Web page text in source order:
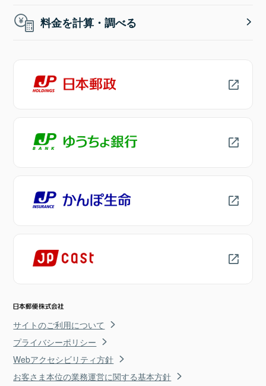
料金を計算・調べる
サイトのご利用について
プライバシーポリシー
Webアクセシビリティ方針
お客さま本位の業務運営に関する基本方針